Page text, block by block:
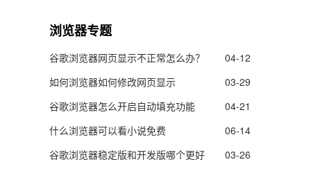
浏览器专题
谷歌浏览器网页显示不正常怎么办？
04-12
如何浏览器如何修改网页显示
03-29
谷歌浏览器怎么开启自动填充功能
04-21
什么浏览器可以看小说免费
06-14
谷歌浏览器稳定版和开发版哪个更好
03-26